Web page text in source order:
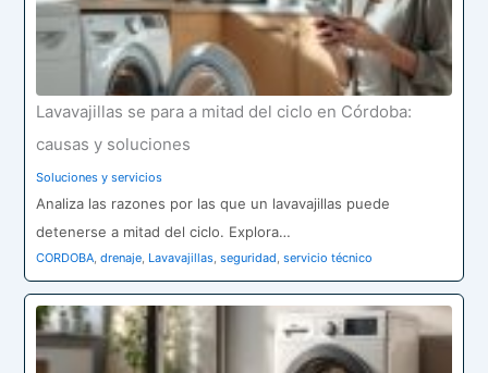
Lavavajillas se para a mitad del ciclo en Córdoba:
causas y soluciones
Soluciones y servicios
Analiza las razones por las que un lavavajillas puede
detenerse a mitad del ciclo. Explora…
CORDOBA,drenaje, Lavavajillas,seguridad,servicio técnico